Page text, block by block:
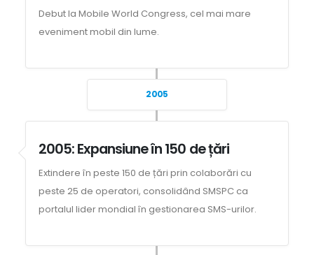
Debut la Mobile World Congress, cel mai mare
eveniment mobil din lume.
2005
2005: Expansiune în 150 de țări
Extindere în peste 150 de țări prin colaborări cu
peste 25 de operatori, consolidând SMSPC ca
portalul lider mondial în gestionarea SMS-urilor.